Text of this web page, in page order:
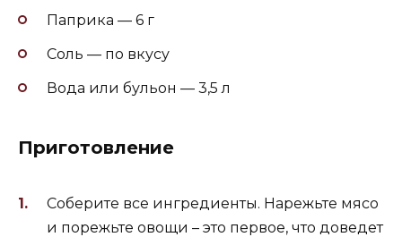
Паприка — 6 г
Соль — по вкусу
Вода или бульон — 3,5 л
Приготовление
Соберите все ингредиенты. Нарежьте мясо
и порежьте овощи – это первое, что доведет